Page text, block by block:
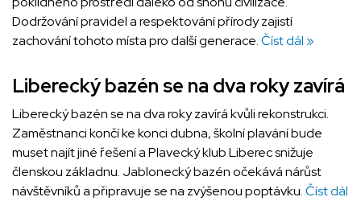
Dodržování pravidel a respektování přírody zajistí
zachování tohoto místa pro další generace.Číst dál »
Liberecký bazén se na dva roky zavírá
Liberecký bazén se na dva roky zavírá kvůli rekonstrukci.
Zaměstnanci končí ke konci dubna, školní plavání bude
muset najít jiné řešení a Plavecký klub Liberec snižuje
členskou základnu. Jablonecký bazén očekává nárůst
návštěvníků a připravuje se na zvýšenou poptávku.Číst dál